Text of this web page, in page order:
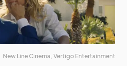
New Line Cinema, Vertigo Entertainment